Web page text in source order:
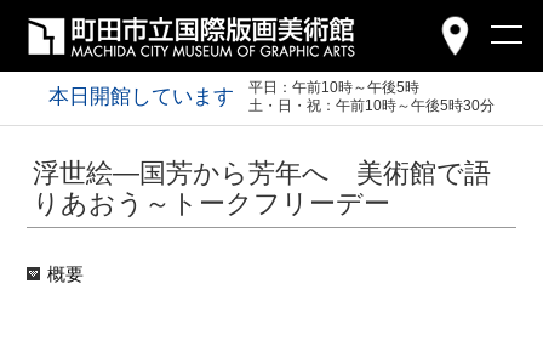
本日開館しています
平日：午前10時～午後5時
土・日・祝：午前10時～午後5時30分
浮世絵―国芳から芳年へ 美術館で語
りあおう～トークフリーデー
概要